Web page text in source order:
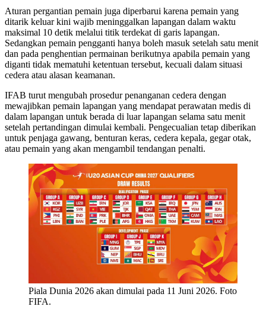
Aturan pergantian pemain juga diperbarui karena pemain yang
ditarik keluar kini wajib meninggalkan lapangan dalam waktu
maksimal 10 detik melalui titik terdekat di garis lapangan.
Sedangkan pemain pengganti hanya boleh masuk setelah satu menit
dan pada penghentian permainan berikutnya apabila pemain yang
diganti tidak mematuhi ketentuan tersebut, kecuali dalam situasi
cedera atau alasan keamanan.
IFAB turut mengubah prosedur penanganan cedera dengan
mewajibkan pemain lapangan yang mendapat perawatan medis di
dalam lapangan untuk berada di luar lapangan selama satu menit
setelah pertandingan dimulai kembali. Pengecualian tetap diberikan
untuk penjaga gawang, benturan keras, cedera kepala, gegar otak,
atau pemain yang akan mengambil tendangan penalti.
Piala Dunia 2026 akan dimulai pada 11 Juni 2026. Foto
FIFA.